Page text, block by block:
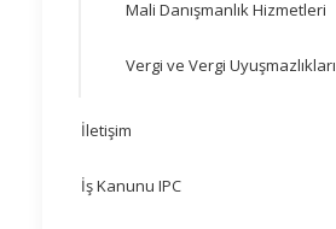
Mali Danışmanlık Hizmetleri
Vergi ve Vergi Uyuşmazlıkları
İletişim
İş Kanunu IPC